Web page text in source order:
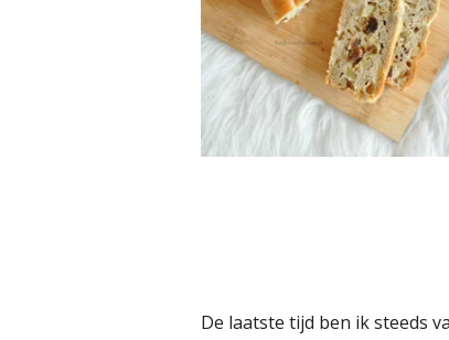
De laatste tijd ben ik steeds